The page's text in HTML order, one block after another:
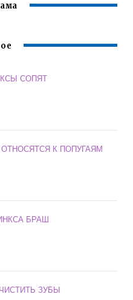
СОПЯТ
К ПОПУГАЯМ
БРАШ
ЗУБЫ